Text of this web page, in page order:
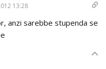
13:28
anzi sarebbe stupenda se